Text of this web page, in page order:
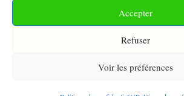
Accepter
Refuser
Voir les préférences
Conditions Générales de Vente
Politique de Confidentialité
© 2026 Asie21 • Construit avec